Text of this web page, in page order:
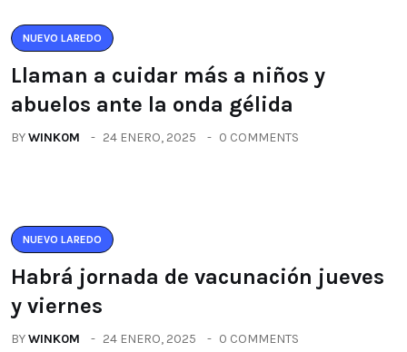
NUEVO LAREDO
Llaman a cuidar más a niños y
abuelos ante la onda gélida
BYWINK0M 24 ENERO, 2025 0 COMMENTS
NUEVO LAREDO
Habrá jornada de vacunación jueves
y viernes
BYWINK0M 24 ENERO, 2025 0 COMMENTS